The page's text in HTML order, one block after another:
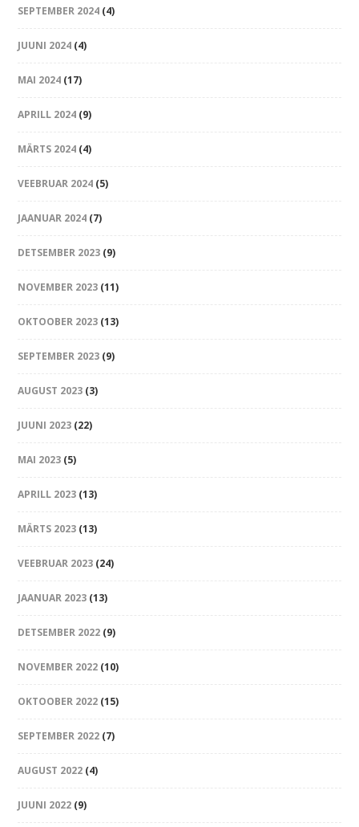
SEPTEMBER 2024 (4)
JUUNI 2024 (4)
MAI 2024 (17)
APRILL 2024 (9)
MÄRTS 2024 (4)
VEEBRUAR 2024 (5)
JAANUAR 2024 (7)
DETSEMBER 2023 (9)
NOVEMBER 2023 (11)
OKTOOBER 2023 (13)
SEPTEMBER 2023 (9)
AUGUST 2023 (3)
JUUNI 2023 (22)
MAI 2023 (5)
APRILL 2023 (13)
MÄRTS 2023 (13)
VEEBRUAR 2023 (24)
JAANUAR 2023 (13)
DETSEMBER 2022 (9)
NOVEMBER 2022 (10)
OKTOOBER 2022 (15)
SEPTEMBER 2022 (7)
AUGUST 2022 (4)
JUUNI 2022 (9)